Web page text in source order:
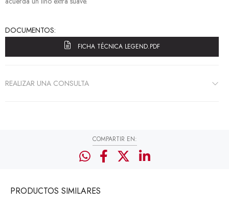
DOCUMENTOS:
FICHA TÉCNICA LEGEND.PDF
REALIZAR UNA CONSULTA
COMPARTIR EN:
PRODUCTOS SIMILARES